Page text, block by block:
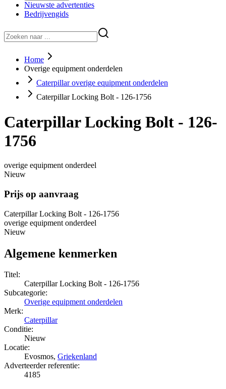
Nieuwste advertenties
Bedrijvengids
Home
Overige equipment onderdelen
Caterpillar overige equipment onderdelen
Caterpillar Locking Bolt - 126-1756
Caterpillar Locking Bolt - 126-
1756
overige equipment onderdeel
Nieuw
Prijs op aanvraag
Caterpillar Locking Bolt - 126-1756
overige equipment onderdeel
Nieuw
Algemene kenmerken
Titel:
Caterpillar Locking Bolt - 126-1756
Subcategorie:
Overige equipment onderdelen
Merk:
Caterpillar
Conditie:
Nieuw
Locatie:
Evosmos, Griekenland
Adverteerder referentie:
4185